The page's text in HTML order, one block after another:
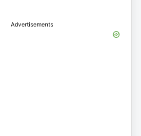
Advertisements